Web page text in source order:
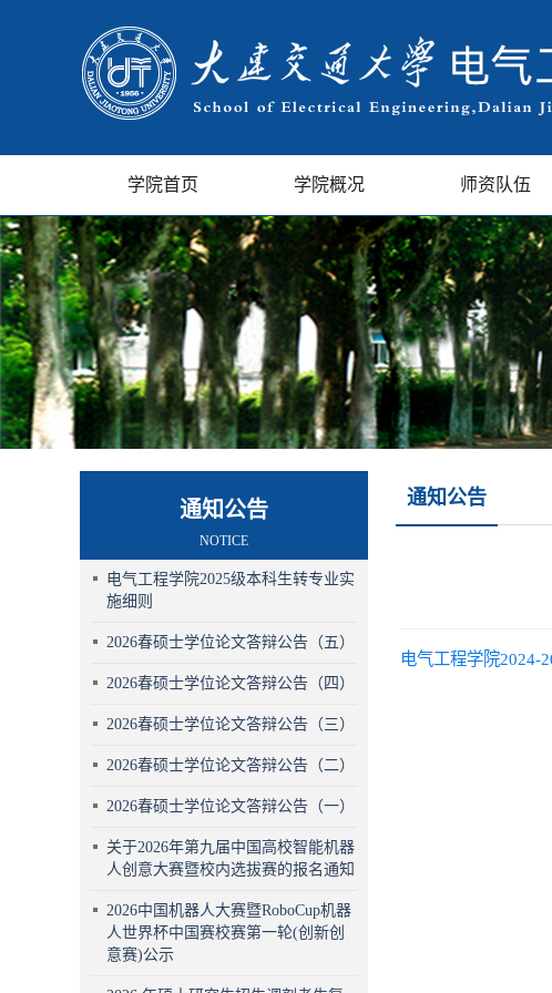
学院首页 学院概况 师资队伍
通知公告
NOTICE
电气工程学院2025级本科生转专业实
施细则
2026春硕士学位论文答辩公告（五）
2026春硕士学位论文答辩公告（四）
2026春硕士学位论文答辩公告（三）
2026春硕士学位论文答辩公告（二）
2026春硕士学位论文答辩公告（一）
关于2026年第九届中国高校智能机器
人创意大赛暨校内选拔赛的报名通知
2026中国机器人大赛暨RoboCup机器
人世界杯中国赛校赛第一轮(创新创
意赛)公示
通知公告
电气工程学院2024-